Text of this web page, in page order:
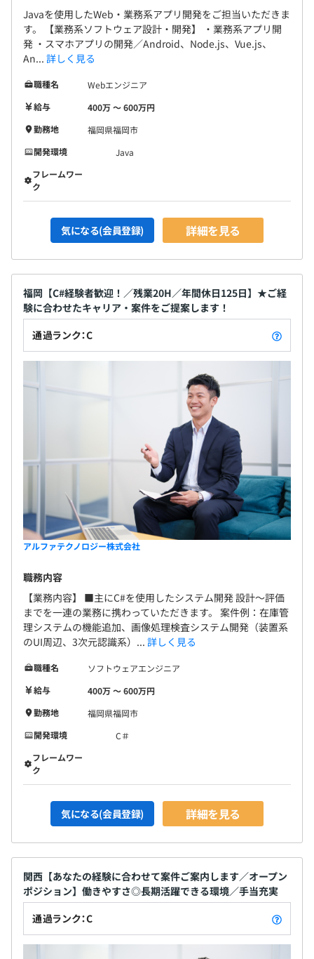
Javaを使用したWeb・業務系アプリ開発をご担当いただきま
す。 【業務系ソフトウェア設計・開発】 ・業務系アプリ開
発 ・スマホアプリの開発／Android、Node.js、Vue.js、
An... 詳しく見る
職種名
Webエンジニア
給与
400万 〜 600万円
勤務地
福岡県福岡市
開発環境
Java
フレームワー
ク
気になる(会員登録) 詳細を見る
福岡【C#経験者歓迎！／残業20H／年間休日125日】★ご経
験に合わせたキャリア・案件をご提案します！
通過ランク：C
アルファテクノロジー株式会社
職務内容
【業務内容】 ■主にC#を使用したシステム開発 設計〜評価
までを一連の業務に携わっていただきます。 案件例：在庫管
理システムの機能追加、画像処理検査システム開発（装置系
のUI周辺、3次元認識系）... 詳しく見る
職種名
ソフトウェアエンジニア
給与
400万 〜 600万円
勤務地
福岡県福岡市
開発環境
C＃
フレームワー
ク
気になる(会員登録) 詳細を見る
関西【あなたの経験に合わせて案件ご案内します／オープン
ポジション】働きやすさ◎長期活躍できる環境／手当充実
通過ランク：C